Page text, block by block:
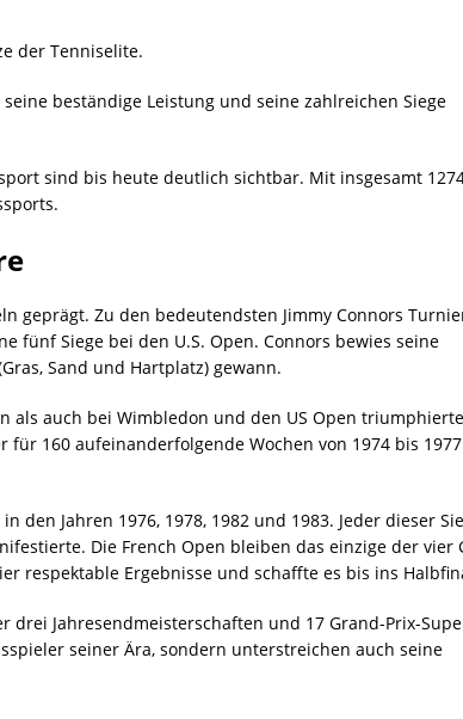
der Tenniselite.
beständige Leistung und seine zahlreichen Siege
sind bis heute deutlich sichtbar. Mit insgesamt
geprägt. Zu den bedeutendsten Jimmy Connors
fünf Siege bei den U.S. Open. Connors bewies seine
Sand und Hartplatz) gewann.
als auch bei Wimbledon und den US Open
160 aufeinanderfolgende Wochen von 1974 bis
den Jahren 1976, 1978, 1982 und 1983. Jeder dieser
Die French Open bleiben das einzige der vier
respektable Ergebnisse und schaffte es bis ins
drei Jahresendmeisterschaften und 17 Grand-Prix-
seiner Ära, sondern unterstreichen auch seine